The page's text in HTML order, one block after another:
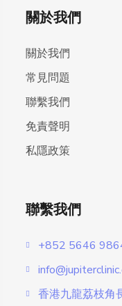
關於我們
關於我們
常見問題
聯繫我們
免責聲明
私隱政策
聯繫我們
+852 5646
香港九龍荔枝角